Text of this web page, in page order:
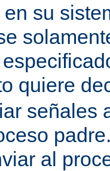
su
quiere
señales
al